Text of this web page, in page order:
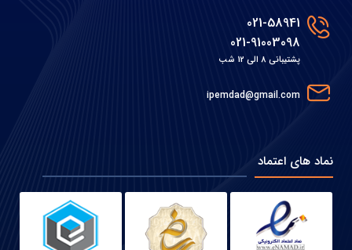
021-58941
021-91003098
پشتیبانی 8 الی 12 شب
ipemdad@gmail.com
نماد های اعتماد